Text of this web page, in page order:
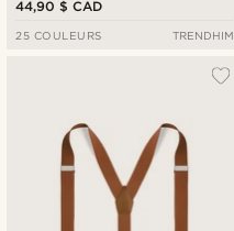
44,90 $ CAD
25 COULEURS TRENDHIM